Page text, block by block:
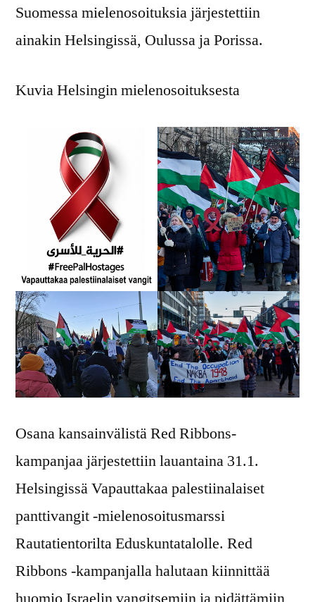
Suomessa mielenosoituksia järjestettiin
ainakin Helsingissä, Oulussa ja Porissa.
Kuvia Helsingin mielenosoituksesta
Osana kansainvälistä Red Ribbons-
kampanjaa järjestettiin lauantaina 31.1.
Helsingissä Vapauttakaa palestiinalaiset
panttivangit -mielenosoitusmarssi
Rautatientorilta Eduskuntatalolle. Red
Ribbons -kampanjalla halutaan kiinnittää